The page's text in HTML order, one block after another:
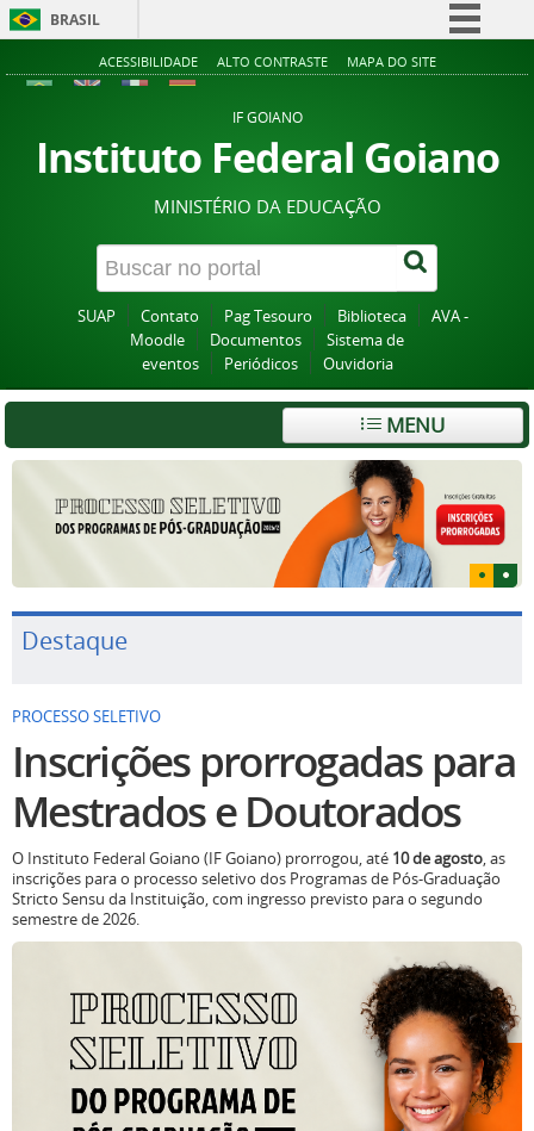
BRASIL
Simplifique!
Acesso à informação
Legislação
Canais
ACESSIBILIDADE ALTO CONTRASTE MAPA DO SITE
IF GOIANO
Instituto Federal Goiano
MINISTÉRIO DA EDUCAÇÃO
SUAP Contato Pag Tesouro Biblioteca
AVA -
Moodle
Documentos
Sistema de
eventos
Periódicos Ouvidoria
MENU
Destaque
PROCESSO SELETIVO
Inscrições prorrogadas para
Mestrados e Doutorados
O Instituto Federal Goiano (IF Goiano) prorrogou, até 10 de agosto, as
inscrições para o processo seletivo dos Programas de Pós-Graduação
Stricto Sensu da Instituição, com ingresso previsto para o segundo
semestre de 2026.